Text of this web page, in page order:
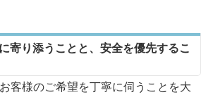
寄り添うことと、安全を優先するこ
客様のご希望を丁寧に伺うことを大